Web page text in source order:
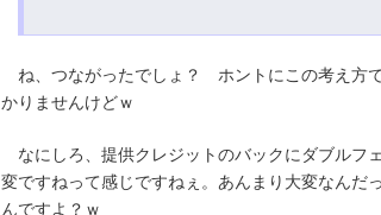
ね、つながったでしょ？ ホントにこの考え方
かりませんけどｗ
なにしろ、提供クレジットのバックにダブルフ
変ですねって感じですねぇ。あんまり大変なんだ
んですよ？ｗ